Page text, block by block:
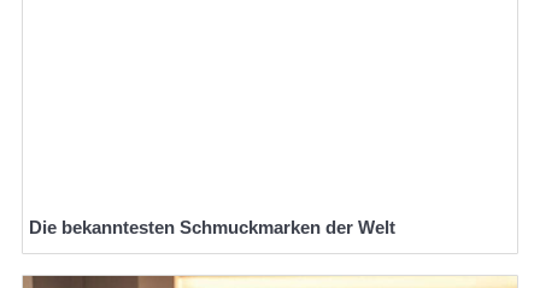
Die bekanntesten Schmuckmarken der Welt